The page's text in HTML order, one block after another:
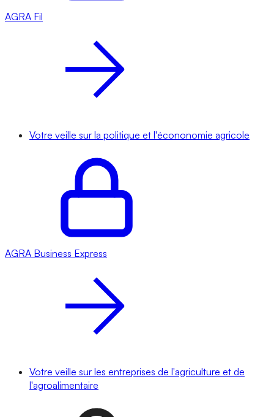
AGRA Fil
Votre veille sur la politique et l'écononomie agricole
AGRA Business Express
Votre veille sur les entreprises de l'agriculture et de
l'agroalimentaire